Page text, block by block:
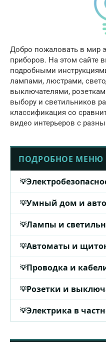
Добро пожаловать в мир
приборов. На этом сайте
подробными
лампами, люстрами,
выключателями,
выбору и светильников
классификация со
видео интерьеров с
ПОДРОБНОЕ МЕНЮ
Умный дом и
Лампы и
Автоматы и
Проводка и
Розетки и
Электрика в